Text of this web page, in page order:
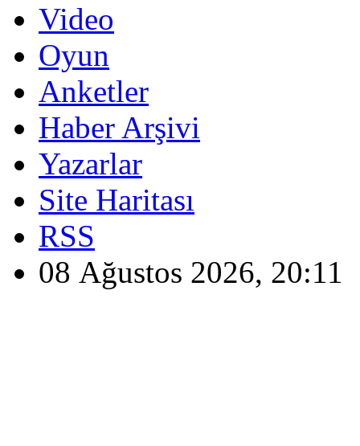
Video
Oyun
Anketler
Haber Arşivi
Yazarlar
Site Haritası
RSS
08 Ağustos 2026, 20:11